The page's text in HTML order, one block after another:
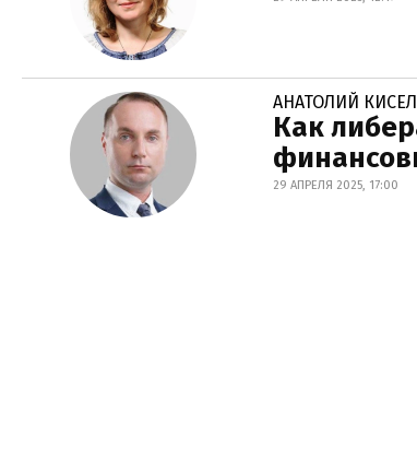
АНАТОЛИЙ
Как
29 АПРЕЛЯ 2025, 17:00